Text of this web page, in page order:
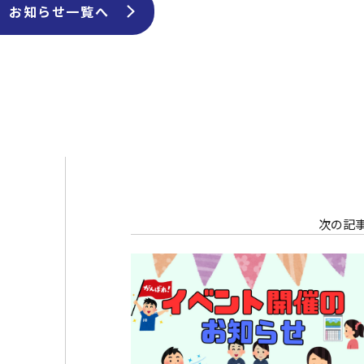
お知らせ一覧へ
次の記